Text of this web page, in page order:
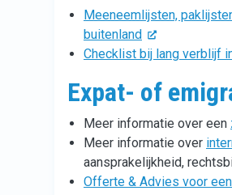
Meeneemlijsten,
buitenland
Checklist bij lang verblijf
Expat- of
Meer informatie over een
Meer informatie over
aansprakelijkheid,
Offerte & Advies voor